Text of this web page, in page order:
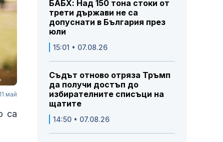
май
са
БАБХ: Над 150 тона стоки от
трети държави не са
допуснати в България през
юли
15:01 • 07.08.26
Съдът отново отряза Тръмп
да получи достъп до
избирателните списъци на
щатите
14:50 • 07.08.26